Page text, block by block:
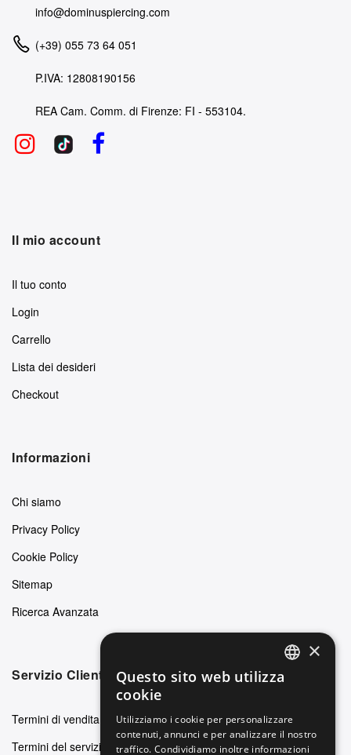
info@dominuspiercing.com
(+39) 055 73 64 051
P.IVA: 12808190156
REA Cam. Comm. di Firenze: FI - 553104.
Il mio account
Il tuo conto
Login
Carrello
Lista dei desideri
Checkout
Informazioni
Chi siamo
Privacy Policy
Cookie Policy
Sitemap
Ricerca Avanzata
Servizio Clienti
Termini di vendita
Termini del servizio
ITALIAN
×
Questo sito web utilizza
cookie
Utilizziamo i cookie per personalizzare
contenuti, annunci e per analizzare il nostro
traffico. Condividiamo inoltre informazioni